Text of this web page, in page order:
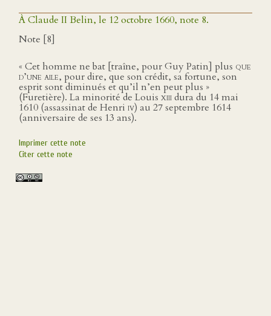
À Claude II Belin, le 12 octobre 1660, note 8.
Note [8]
« Cet homme ne bat [traîne, pour Guy Patin] plus que
d’une aile, pour dire, que son crédit, sa fortune, son
esprit sont diminués et qu’il n’en peut plus »
(Furetière). La minorité de Louis xiiidura du 14 mai
1610 (assassinat de Henri iv) au 27 septembre 1614
(anniversaire de ses 13 ans).
Imprimer cette note
Citer cette note